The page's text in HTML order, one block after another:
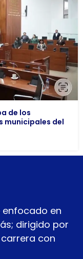
de los
municipales del
enfocado en
dirigido por
con